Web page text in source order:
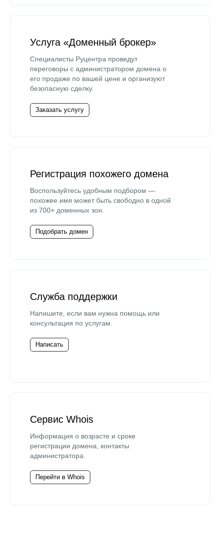
Услуга «Доменный брокер»
Специалисты Руцентра проведут
переговоры с администратором домена о
его продаже по вашей цене и организуют
безопасную сделку.
Заказать услугу
Регистрация похожего домена
Воспользуйтесь удобным подбором —
похожее имя может быть свободно в одной
из 700+ доменных зон.
Подобрать домен
Служба поддержки
Напишите, если вам нужна помощь или
консультация по услугам.
Написать
Сервис Whois
Информация о возрасте и сроке
регистрации домена, контакты
администратора.
Перейти в Whois